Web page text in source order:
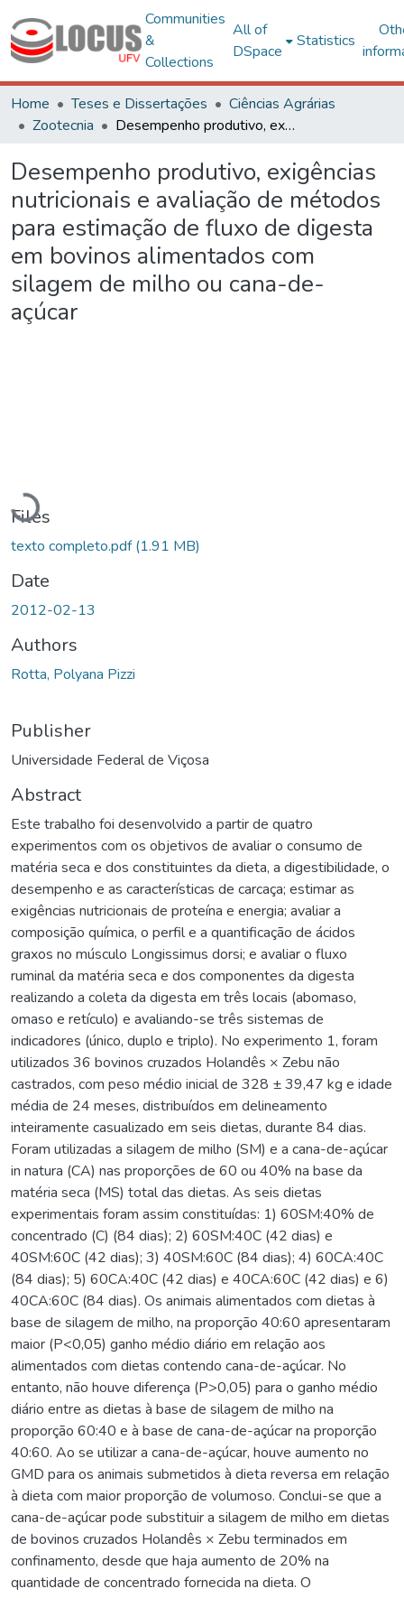
Communities
&
Collections
All of
DSpace
Statistics
Home Teses e Dissertações
Ciências Agrárias
Zootecnia
Desempenho produtivo, exigências nutricionais e avaliação de métodos para estimação de fluxo de digesta em bovinos alimentados com silagem de milho ou cana-de-açúcar
Desempenho produtivo, exigências
nutricionais e avaliação de métodos
para estimação de fluxo de digesta
em bovinos alimentados com
silagem de milho ou cana-de-
açúcar
Files
texto completo.pdf(1.91 MB)
Date
2012-02-13
Authors
Rotta, Polyana Pizzi
Publisher
Universidade Federal de Viçosa
Abstract
Este trabalho foi desenvolvido a partir de quatro
experimentos com os objetivos de avaliar o consumo de
matéria seca e dos constituintes da dieta, a digestibilidade, o
desempenho e as características de carcaça; estimar as
exigências nutricionais de proteína e energia; avaliar a
composição química, o perfil e a quantificação de ácidos
graxos no músculo Longissimus dorsi; e avaliar o fluxo
ruminal da matéria seca e dos componentes da digesta
realizando a coleta da digesta em três locais (abomaso,
omaso e retículo) e avaliando-se três sistemas de
indicadores (único, duplo e triplo). No experimento 1, foram
utilizados 36 bovinos cruzados Holandês × Zebu não
castrados, com peso médio inicial de 328 ± 39,47 kg e idade
média de 24 meses, distribuídos em delineamento
inteiramente casualizado em seis dietas, durante 84 dias.
Foram utilizadas a silagem de milho (SM) e a cana-de-açúcar
in natura (CA) nas proporções de 60 ou 40% na base da
matéria seca (MS) total das dietas. As seis dietas
experimentais foram assim constituídas: 1) 60SM:40% de
concentrado (C) (84 dias); 2) 60SM:40C (42 dias) e
40SM:60C (42 dias); 3) 40SM:60C (84 dias); 4) 60CA:40C
(84 dias); 5) 60CA:40C (42 dias) e 40CA:60C (42 dias) e 6)
40CA:60C (84 dias). Os animais alimentados com dietas à
base de silagem de milho, na proporção 40:60 apresentaram
maior (P<0,05) ganho médio diário em relação aos
alimentados com dietas contendo cana-de-açúcar. No
entanto, não houve diferença (P>0,05) para o ganho médio
diário entre as dietas à base de silagem de milho na
proporção 60:40 e à base de cana-de-açúcar na proporção
40:60. Ao se utilizar a cana-de-açúcar, houve aumento no
GMD para os animais submetidos à dieta reversa em relação
à dieta com maior proporção de volumoso. Conclui-se que a
cana-de-açúcar pode substituir a silagem de milho em dietas
de bovinos cruzados Holandês × Zebu terminados em
confinamento, desde que haja aumento de 20% na
quantidade de concentrado fornecida na dieta. O